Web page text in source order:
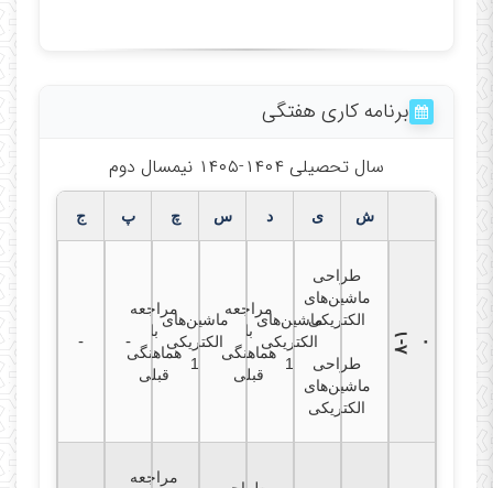
برنامه کاری هفتگی
سال تحصیلی ۱۴۰۴-۱۴۰۵ نیمسال دوم
ش ی د س چ پ ج
۸ - ۱ ۰
طراحی
ماشین‌های
الکتریکی
طراحی
ماشین‌های
الکتریکی
ماشین‌های
الکتریکی
1
مراجعه
با
هماهنگی
قبلی
ماشین‌های
الکتریکی
1
مراجعه
با
هماهنگی
قبلی
-
-
مراجعه